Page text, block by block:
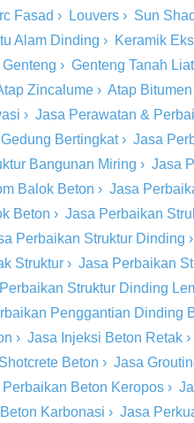
Fasad › Louvers › Sun
Alam Dinding › Keramik
Genteng › Genteng Tanah Liat
Zincalume › Atap Bitumen
› Jasa Perawatan &
Bertingkat› Jasa
Bangunan Miring › Jasa
Balok Beton › Jasa
Beton › Jasa Perbaikan
Perbaikan Struktur Dinding ›
Struktur › Jasa Perbaikan
Struktur Dinding
Penggantian Dinding
› Jasa Injeksi Beton Retak ›
Beton › Jasa
Beton Keropos ›
Karbonasi › Jasa